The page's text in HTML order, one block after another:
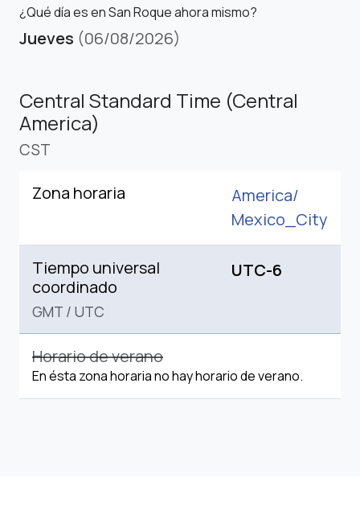
¿Qué día es en San Roque ahora mismo?
Jueves (06/08/2026)
Central Standard Time (Central
America)
CST
Zona horaria
America/
Mexico_City
Tiempo universal
coordinado
GMT / UTC
UTC-6
Horario de verano
En ésta zona horaria no hay horario de verano.